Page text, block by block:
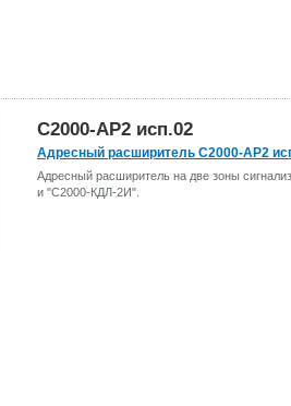
С2000-АР2 исп.02
Адресный расширитель С2000-АР2
Адресный расширитель на две зоны
и "С2000-КДЛ-2И".